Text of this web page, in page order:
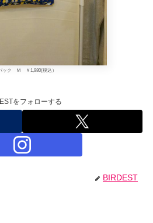
ック Ｍ ￥1,980(税込）
をフォローする
BIRDEST